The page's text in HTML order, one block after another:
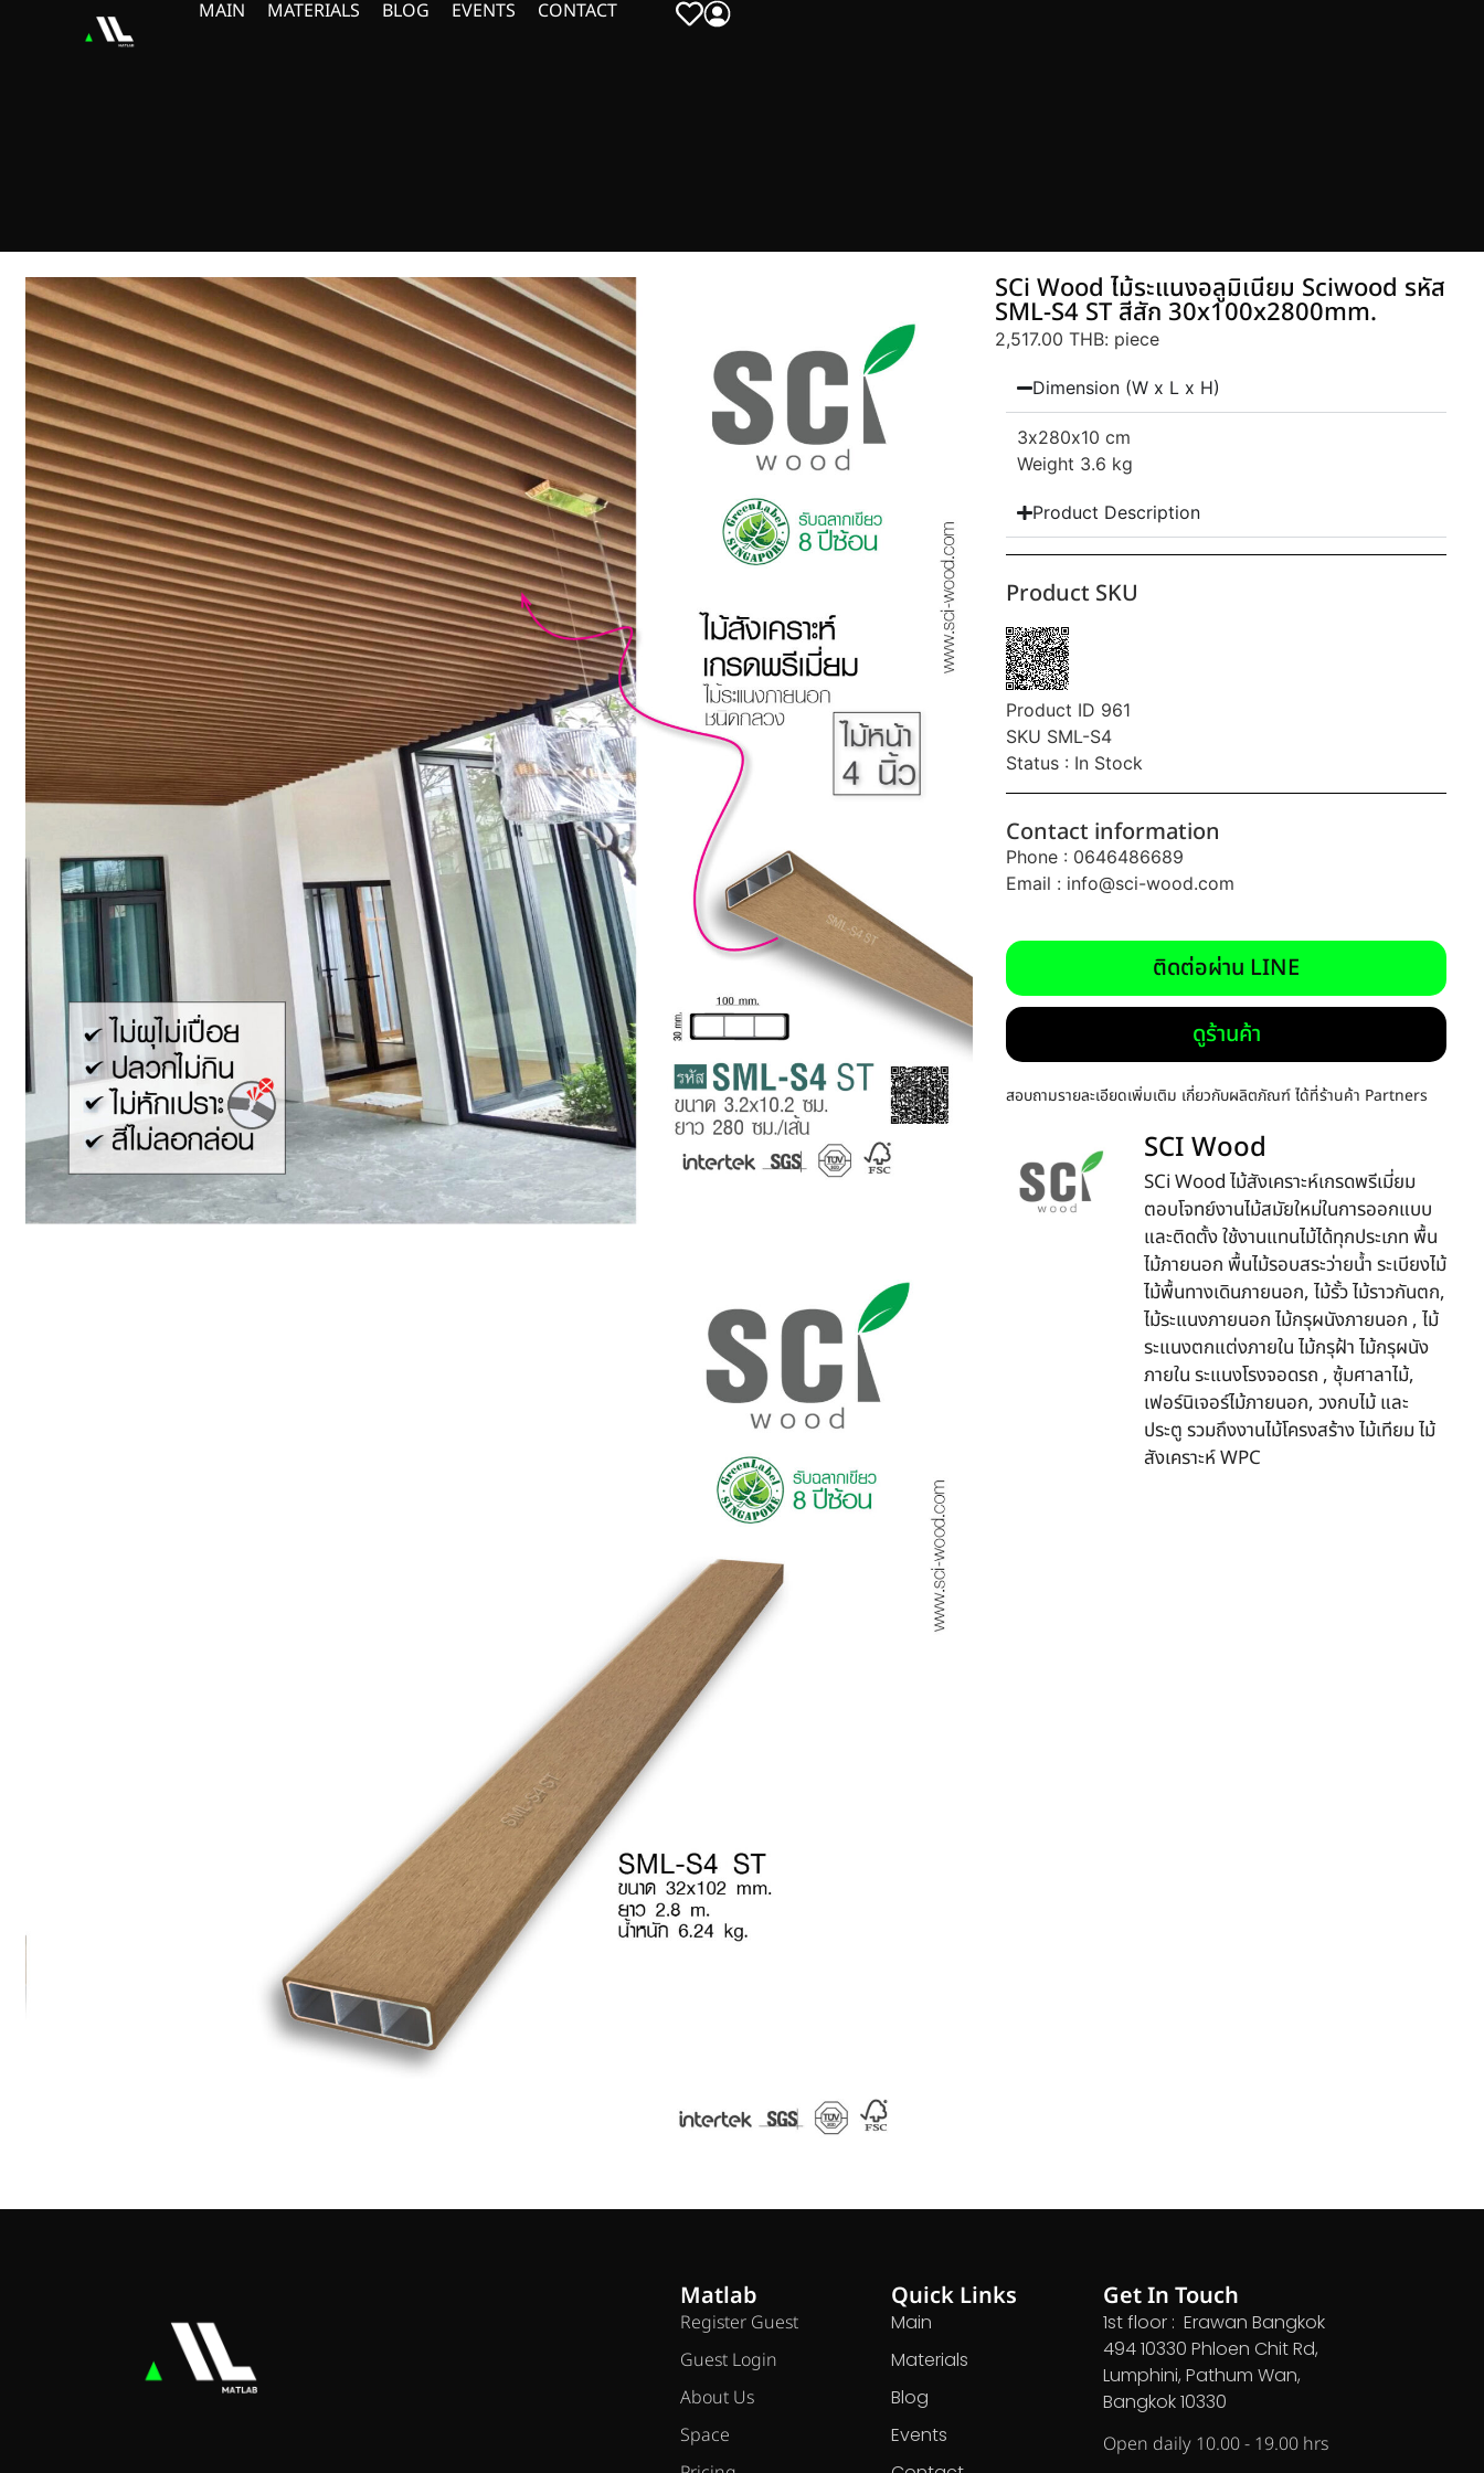
MAIN MATERIALS BLOG EVENTS CONTACT
SCi Wood ไม้ระแนงอลูมิเนียม Sciwood รหัส
SML-S4 ST สีสัก 30x100x2800mm.
2,517.00 THB: piece
Dimension (W x L x H)
3x280x10 cm
Weight 3.6 kg
Product Description
Product SKU
Product ID 961
SKU SML-S4
Status : In Stock
Contact information
Phone : 0646486689
Email : info@sci-wood.com
ติดต่อผ่าน LINE
ดูร้านค้า
สอบถามรายละเอียดเพิ่มเติม เกี่ยวกับผลิตภัณฑ์ ได้ที่ร้านค้า Partners
SCI Wood
SCi Wood ไม้สังเคราะห์เกรดพรีเมี่ยม
ตอบโจทย์งานไม้สมัยใหม่ในการออกแบบ
และติดตั้ง ใช้งานแทนไม้ได้ทุกประเภท พื้น
ไม้ภายนอก พื้นไม้รอบสระว่ายน้ำ ระเบียงไม้
ไม้พื้นทางเดินภายนอก, ไม้รั้ว ไม้ราวกันตก,
ไม้ระแนงภายนอก ไม้กรุผนังภายนอก , ไม้
ระแนงตกแต่งภายใน ไม้กรุฝ้า ไม้กรุผนัง
ภายใน ระแนงโรงจอดรถ , ซุ้มศาลาไม้,
เฟอร์นิเจอร์ไม้ภายนอก, วงกบไม้ และ
ประตู รวมถึงงานไม้โครงสร้าง ไม้เทียม ไม้
สังเคราะห์ WPC
Matlab
Register Guest
Guest Login
About Us
Space
Quick Links
Main
Materials
Blog
Events
Get In Touch
1st floor : Erawan Bangkok
494 10330 Phloen Chit Rd,
Lumphini, Pathum Wan,
Bangkok 10330
Open daily 10.00 - 19.00 hrs